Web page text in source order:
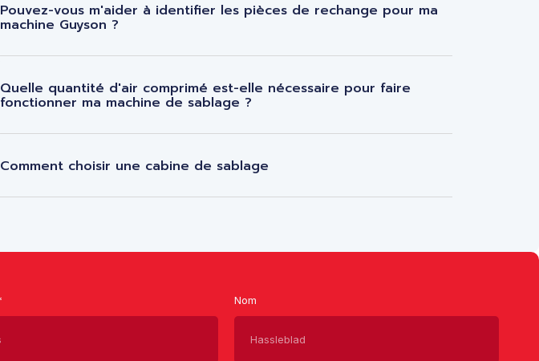
Pouvez-vous m'aider à identifier les pièces de rechange pour ma
machine Guyson ?
Quelle quantité d'air comprimé est-elle nécessaire pour faire
fonctionner ma machine de sablage ?
Comment choisir une cabine de sablage
Nom